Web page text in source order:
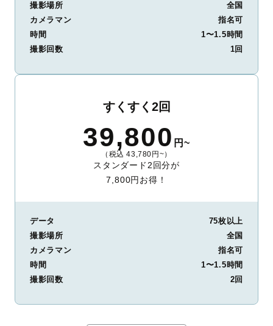
撮影場所
全国
カメラマン
指名可
時間
1〜1.5時間
撮影回数
1回
すくすく2回
39,800 円~
（税込 43,780円~）
スタンダード2回分が
7,800円お得！
データ
75枚以上
撮影場所
全国
カメラマン
指名可
時間
1〜1.5時間
撮影回数
2回